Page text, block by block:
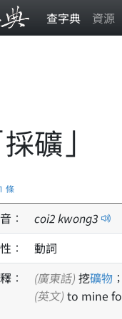
查字典 資源
採礦」
條
： coi2kwong3
：
動詞
：
(廣東話) 挖礦物 ；
(英文) to mine